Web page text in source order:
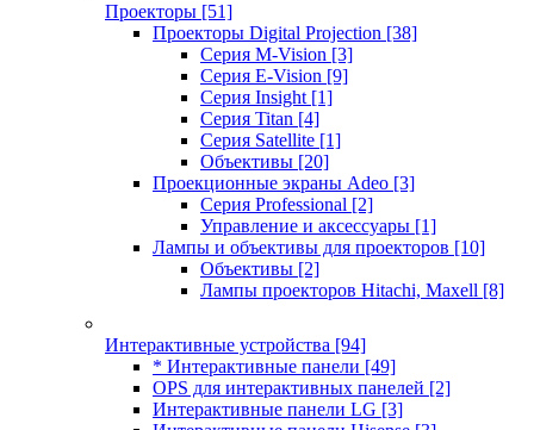
Проекторы [51]
Проекторы Digital Projection [38]
Серия M-Vision [3]
Серия E-Vision [9]
Серия Insight [1]
Серия Titan [4]
Серия Satellite [1]
Объективы [20]
Проекционные экраны Adeo [3]
Серия Professional [2]
Управление и аксессуары [1]
Лампы и объективы для проекторов [10]
Объективы [2]
Лампы проекторов Hitachi, Maxell [8]
Интерактивные устройства [94]
* Интерактивные панели [49]
OPS для интерактивных панелей [2]
Интерактивные панели LG [3]